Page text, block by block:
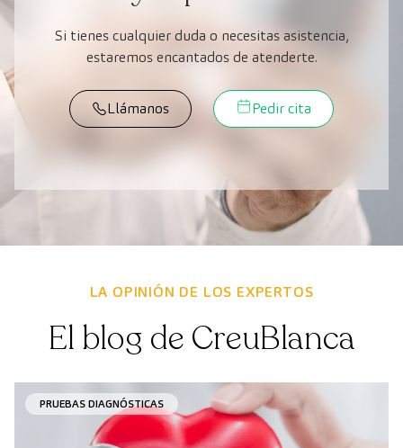
Si tienes cualquier duda o necesitas asistencia,
estaremos encantados de atenderte.
Llámanos Pedir cita
LA OPINIÓN DE LOS EXPERTOS
El blog de CreuBlanca
PRUEBAS DIAGNÓSTICAS